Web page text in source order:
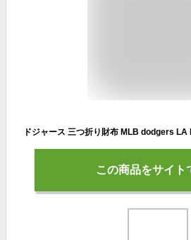
この商品をサイト